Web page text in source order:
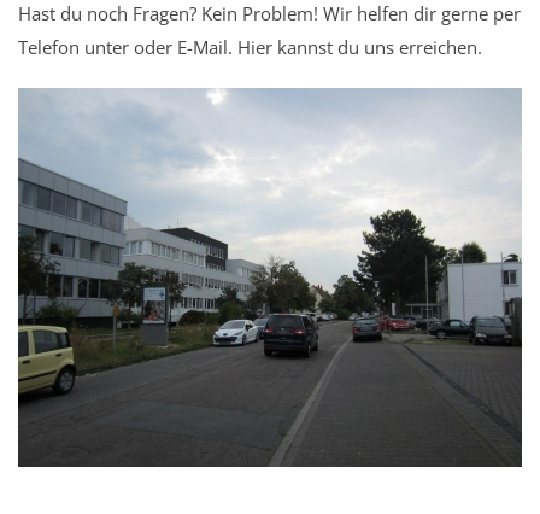
Hast du noch Fragen? Kein Problem! Wir helfen dir gerne per
Telefon unter oder E-Mail. Hier kannst du uns erreichen.